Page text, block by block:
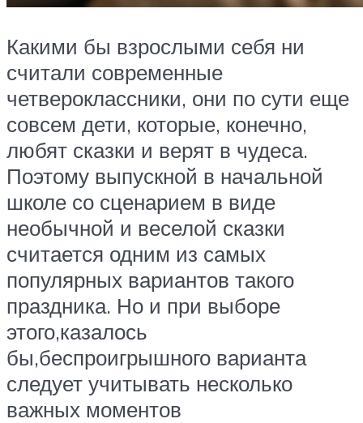
Какими бы взрослыми себя ни
считали современные
четвероклассники, они по сути еще
совсем дети, которые, конечно,
любят сказки и верят в чудеса.
Поэтому выпускной в начальной
школе со сценарием в виде
необычной и веселой сказки
считается одним из самых
популярных вариантов такого
праздника. Но и при выборе
этого,казалось
бы,беспроигрышного варианта
следует учитывать несколько
важных моментов